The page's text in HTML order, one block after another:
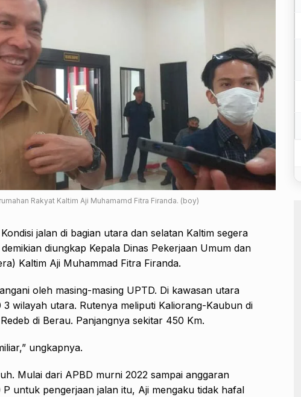
Rakyat Kaltim Aji Muhamamd Fitra Firanda. (boy)
jalan di bagian utara dan selatan Kaltim segera
diungkap Kepala Dinas Pekerjaan Umum dan
Kaltim Aji Muhammad Fitra Firanda.
oleh masing-masing UPTD. Di kawasan utara
3 wilayah utara. Rutenya meliputi Kaliorang-Kaubun di
di Berau. Panjangnya sekitar 450 Km.
ungkapnya.
Mulai dari APBD murni 2022 sampai anggaran
untuk pengerjaan jalan itu, Aji mengaku tidak hafal